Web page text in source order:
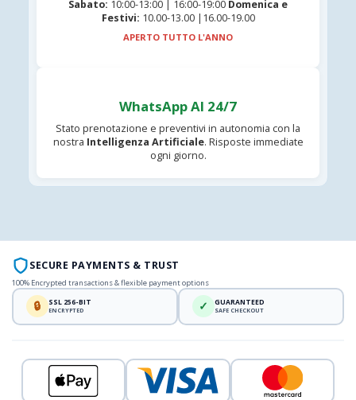
Sabato: 10:00-13:00 | 16:00-19:00 Domenica e
Festivi: 10.00-13.00 |16.00-19.00
APERTO TUTTO L'ANNO
WhatsApp AI 24/7
Stato prenotazione e preventivi in autonomia con la
nostra Intelligenza Artificiale. Risposte immediate
ogni giorno.
SECURE PAYMENTS & TRUST
100% Encrypted transactions & flexible payment options
🔒 SSL 256-BIT
ENCRYPTED ✓ GUARANTEED
SAFE CHECKOUT